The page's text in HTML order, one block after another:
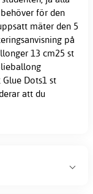
för den
mäter den 5
på
13 cm25 st
Dots1 st
att du